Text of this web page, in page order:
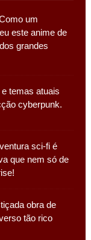
um
este anime de
grandes
temas atuais
cyberpunk.
sci-fi é
que nem só de
obra de
tão rico